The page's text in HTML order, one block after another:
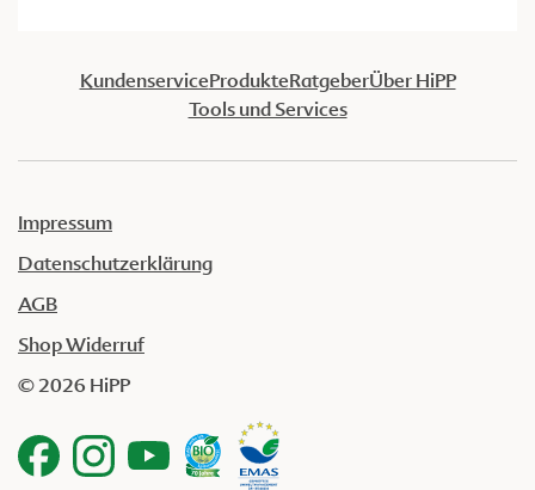
KundenserviceProdukteRatgeberÜber HiPP
Tools und Services
Impressum
Datenschutzerklärung
AGB
Shop Widerruf
© 2026 HiPP